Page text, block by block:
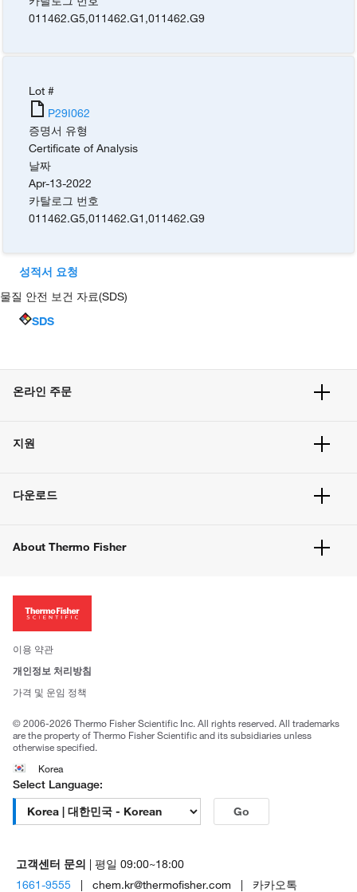
011462.G5,011462.G1 ,011462.G9
Lot #
P29I062
증명서 유형
Certificate of Analysis
날짜
Apr-13-2022
카탈로그 번호
011462.G5,011462.G1 ,011462.G9
성적서 요청
물질 안전 보건 자료(SDS)
SDS
온라인 주문
주문 방법
벌크 주문
지원
고객 센터
웹사이트 개선사항
다운로드
About Thermo Fisher
투자자
사회적 책임
브랜드
이용 약관
개인정보 처리방침
가격 및 운임 정책
© 2006-2026 Thermo Fisher Scientific Inc. All rights reserved. All trademarks
are the property of Thermo Fisher Scientific and its subsidiaries unless
otherwise specified.
Korea
Select Language:
Go
고객센터 문의
| 평일 09:00~18:00
1661-9555 | chem.kr@thermofisher.com | 카카오톡